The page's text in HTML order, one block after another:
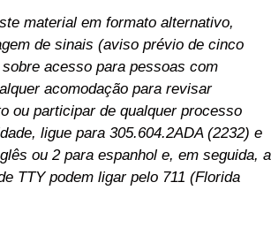
material em formato alternativo,
de sinais (aviso prévio de cinco
acesso para pessoas com
acomodação para revisar
ou participar de qualquer processo
ligue para 305.604.2ADA (2232) e
ou 2 para espanhol e, em seguida, a
TTY podem ligar pelo 711 (Florida